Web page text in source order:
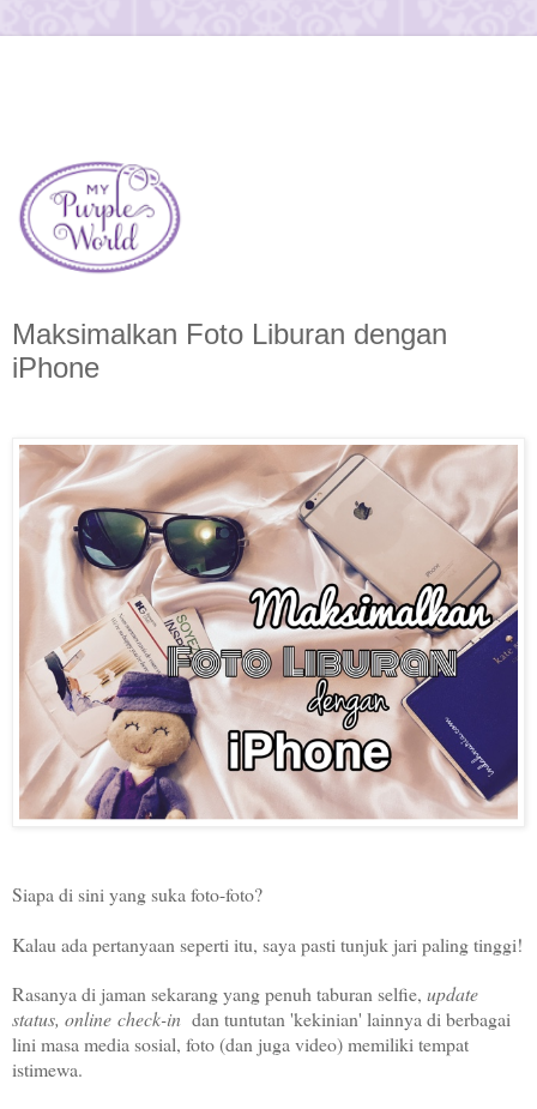
Maksimalkan Foto Liburan dengan
iPhone
Siapa di sini yang suka foto-foto?
Kalau ada pertanyaan seperti itu, saya pasti tunjuk jari paling tinggi!
Rasanya di jaman sekarang yang penuh taburan selfie, update
status, online check-in dan tuntutan 'kekinian' lainnya di berbagai
lini masa media sosial, foto (dan juga video) memiliki tempat
istimewa.